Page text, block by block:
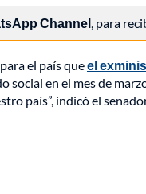
Channel, para
el país queel
social en el mes de
país”, indicó el